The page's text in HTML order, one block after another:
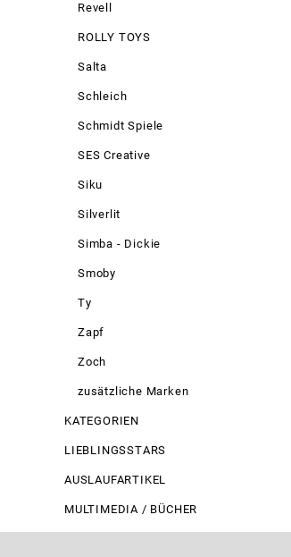
Revell
ROLLY TOYS
Salta
Schleich
Schmidt Spiele
SES Creative
Siku
Silverlit
Simba - Dickie
Smoby
Ty
Zapf
Zoch
zusätzliche Marken
KATEGORIEN
LIEBLINGSSTARS
AUSLAUFARTIKEL
MULTIMEDIA / BÜCHER